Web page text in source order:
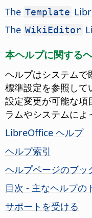
The Template
The WikiEditor
本ヘルプに関する
ヘルプはシステム
標準設定を参照し
設定変更が可能な
ラムやシステムによ
LibreOffice ヘルプ
ヘルプ索引
ヘルプページのブッ
目次 - 主なヘルプの
サポートを受ける